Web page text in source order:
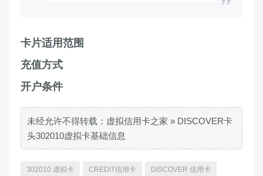
卡片适用范围
充值方式
开户条件
未经允许不得转载： 虚拟信用卡之家 » DISCOVER卡
头302010虚拟卡基础信息
302010 虚拟卡 CREDIT信用卡 DISCOVER 信用卡